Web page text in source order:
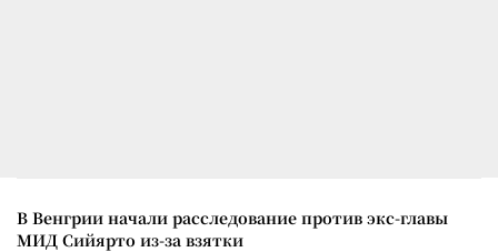
В Венгрии начали расследование против экс-главы
МИД Сийярто из-за взятки